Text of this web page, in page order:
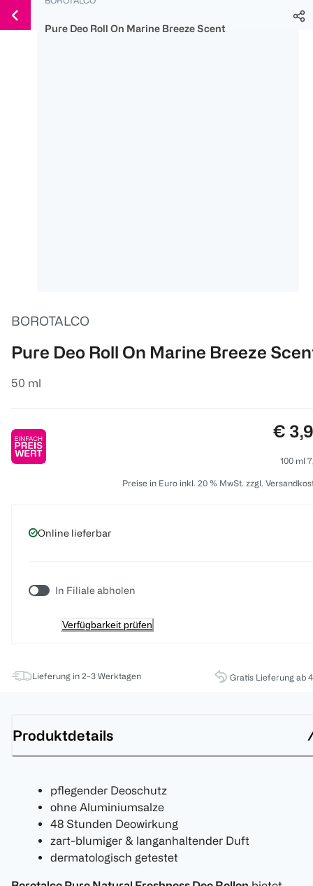
150 Ös
300 Ös
500 Ös
Weiter
zum
Pure Deo Roll On Marine Breeze Scent
BOROTALCO
Pure Deo Roll On Marine Breeze
50 ml
€
100 ml
Preise in Euro inkl. 20 % MwSt. zzgl.
Online lieferbar
In Filiale abholen
Verfügbarkeit prüfen
Lieferung in 2-3 Werktagen Gratis Lieferung ab
Produktdetails
pflegender Deoschutz
ohne Aluminiumsalze
48 Stunden Deowirkung
zart-blumiger & langanhaltender Duft
dermatologisch getestet